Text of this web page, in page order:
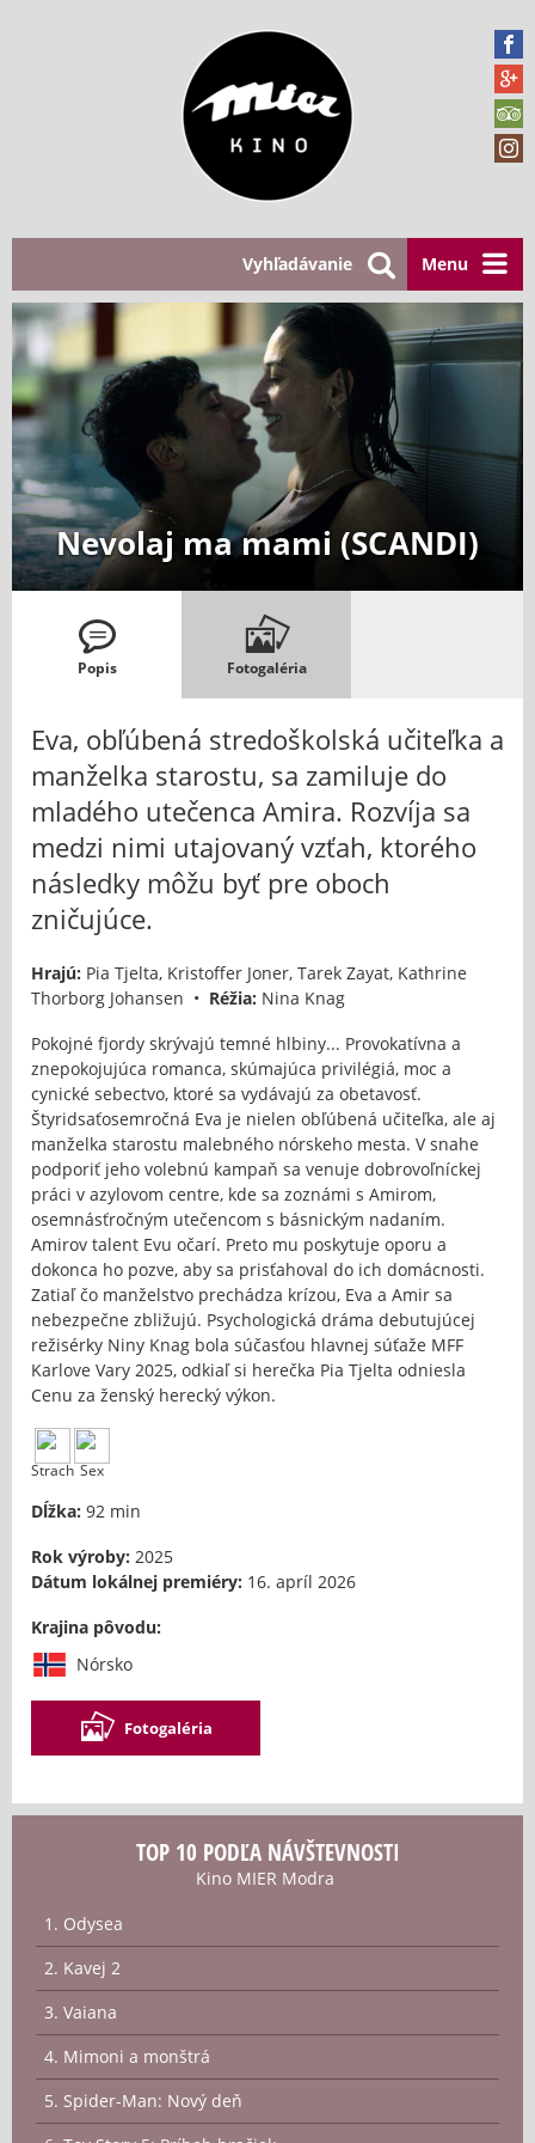
Menu
Vyhľadávanie
Nevolaj ma mami (SCANDI)
Popis Fotogaléria
Eva, obľúbená stredoškolská učiteľka a
manželka starostu, sa zamiluje do
mladého utečenca Amira. Rozvíja sa
medzi nimi utajovaný vzťah, ktorého
následky môžu byť pre oboch
zničujúce.
Hrajú: Pia Tjelta, Kristoffer Joner, Tarek Zayat, Kathrine
Thorborg Johansen • Réžia: Nina Knag
Pokojné fjordy skrývajú temné hlbiny... Provokatívna a
znepokojujúca romanca, skúmajúca privilégiá, moc a
cynické sebectvo, ktoré sa vydávajú za obetavosť.
Štyridsaťosemročná Eva je nielen obľúbená učiteľka, ale aj
manželka starostu malebného nórskeho mesta. V snahe
podporiť jeho volebnú kampaň sa venuje dobrovoľníckej
práci v azylovom centre, kde sa zoznámi s Amirom,
osemnásťročným utečencom s básnickým nadaním.
Amirov talent Evu očarí. Preto mu poskytuje oporu a
dokonca ho pozve, aby sa prisťahoval do ich domácnosti.
Zatiaľ čo manželstvo prechádza krízou, Eva a Amir sa
nebezpečne zbližujú. Psychologická dráma debutujúcej
režisérky Niny Knag bola súčasťou hlavnej súťaže MFF
Karlove Vary 2025, odkiaľ si herečka Pia Tjelta odniesla
Cenu za ženský herecký výkon.
Strach Sex
Dĺžka: 92 min
Rok výroby: 2025
Dátum lokálnej premiéry: 16. apríl 2026
Krajina pôvodu:
Nórsko
Fotogaléria
TOP 10 PODĽA NÁVŠTEVNOSTI
Kino MIER Modra
1. Odysea
2. Kavej 2
3. Vaiana
4. Mimoni a monštrá
5. Spider-Man: Nový deň